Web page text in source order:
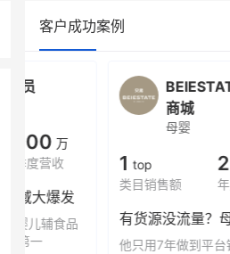
客户成功案例
BEIESTATE贝易品牌
商城
1 top
2
年度GMV
有货源没流量？母婴馆如何破局
他只用7年做到平台销冠，转战私